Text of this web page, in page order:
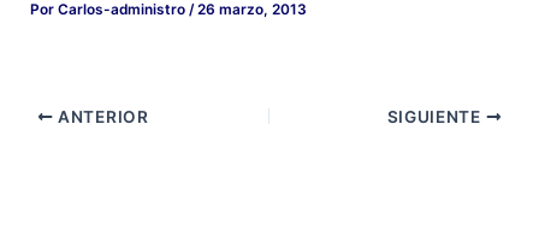
PorCarlos-administro/26 marzo, 2013
ANTERIOR SIGUIENTE